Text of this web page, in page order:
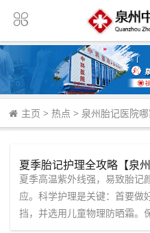
主页 > 热点 > 泉州胎记医院
夏季高温紫外线强，易致胎记
应。科学护理是关键：首要做
挡，并选用儿童物理防晒霜。